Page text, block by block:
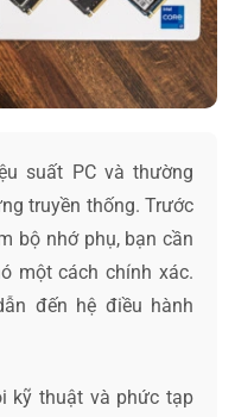
suất PC và thường
truyền thống. Trước
bộ nhớ phụ, bạn cần
một cách chính xác.
đến hệ điều hành
kỹ thuật và phức tạp